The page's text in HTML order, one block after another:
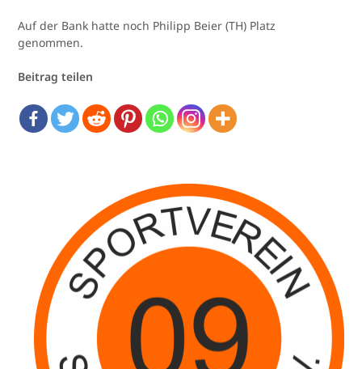
Auf der Bank hatte noch Philipp Beier (TH) Platz
genommen.
Beitrag teilen